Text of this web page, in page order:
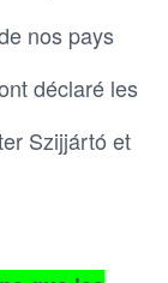
nos pays
déclaré les
Szijjártó et